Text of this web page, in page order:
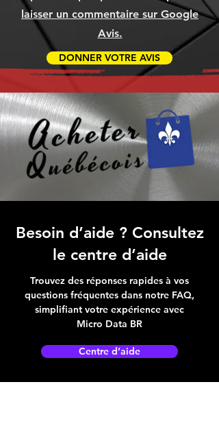
laisser un commentaire sur Google
Avis.
DONNER VOTRE AVIS
Besoin d’aide ? Consultez
le centre d’aide
Trouvez des réponses rapides à vos
questions fréquentes dans notre FAQ,
simplifiant votre expérience avec
Micro Data BR
Centre d’aide